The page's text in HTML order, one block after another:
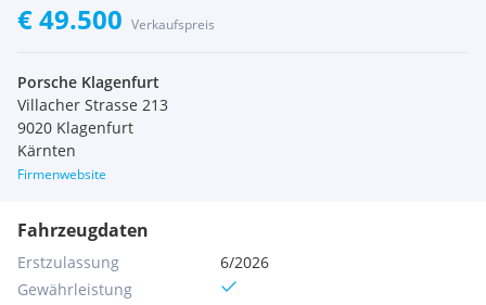
€ 49.500 Verkaufspreis
Porsche Klagenfurt
Villacher Strasse 213
9020 Klagenfurt
Kärnten
Firmenwebsite
Fahrzeugdaten
Erstzulassung
6/2026
Gewährleistung